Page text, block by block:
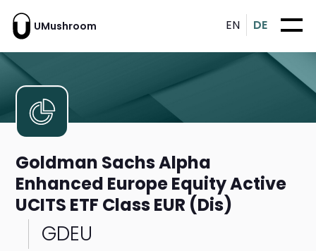
UMushroom EN DE
Goldman Sachs Alpha
Enhanced Europe Equity Active
UCITS ETF Class EUR (Dis)
GDEU